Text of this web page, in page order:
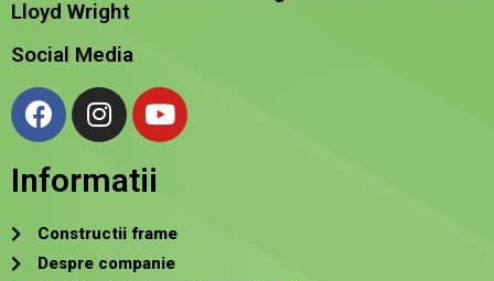
Lloyd Wright
Social Media
Informatii
Constructii frame
Despre companie